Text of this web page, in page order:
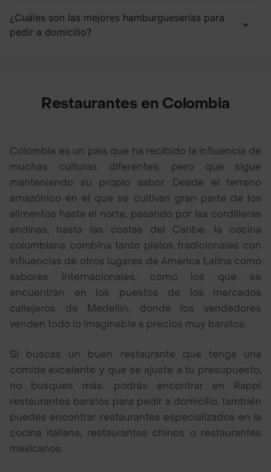
¿Cuáles son las mejores hamburgueserías para
pedir a domicilio?
Restaurantes en Colombia
Colombia es un país que ha recibido la influencia de
muchas culturas diferentes, pero que sigue
manteniendo su propio sabor. Desde el terreno
amazónico en el que se cultivan gran parte de los
alimentos hasta el norte, pasando por las cordilleras
andinas, hasta las costas del Caribe, la cocina
colombiana combina tanto platos tradicionales con
influencias de otros lugares de América Latina como
sabores internacionales, como los que se
encuentran en los puestos de los mercados
callejeros de Medellín, donde los vendedores
venden todo lo imaginable a precios muy baratos.
Si buscas un buen restaurante que tenga una
comida excelente y que se ajuste a tu presupuesto,
no busques más; podrás encontrar en Rappi
restaurantes baratos para pedir a domicilio, también
puedes encontrar restaurantes especializados en la
cocina italiana, restaurantes chinos o restaurantes
mexicanos.